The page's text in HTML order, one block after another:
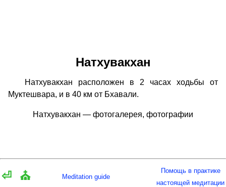
Натхувакхан
Натхувакхан расположен в 2 часах ходьбы от
Муктешвара, и в 40 км от Бхавали.
Натхувакхан — фотогалерея, фотографии
⏎ ⛪ Meditation guide
Помощь в практике
настоящей медитации